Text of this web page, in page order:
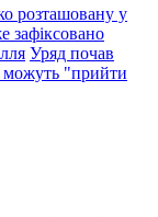
розташовану у
зафіксовано
Уряд почав
можуть "прийти